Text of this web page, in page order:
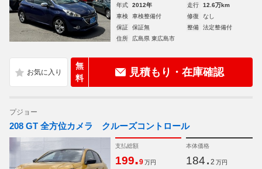
年式 2012年 走行
12.6万km
車検
車検整備付 修復
なし
保証
保証無 整備
法定整備付
住所
広島県 東広島市
無
料
見積もり・在庫確認
プジョー
208 GT 全方位カメラ クルーズコントロール
支払総額
199.9 万円
本体価格
184. 2 万円